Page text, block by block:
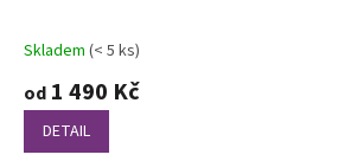
Skladem (< 5 ks)
od 1 490 Kč
DETAIL